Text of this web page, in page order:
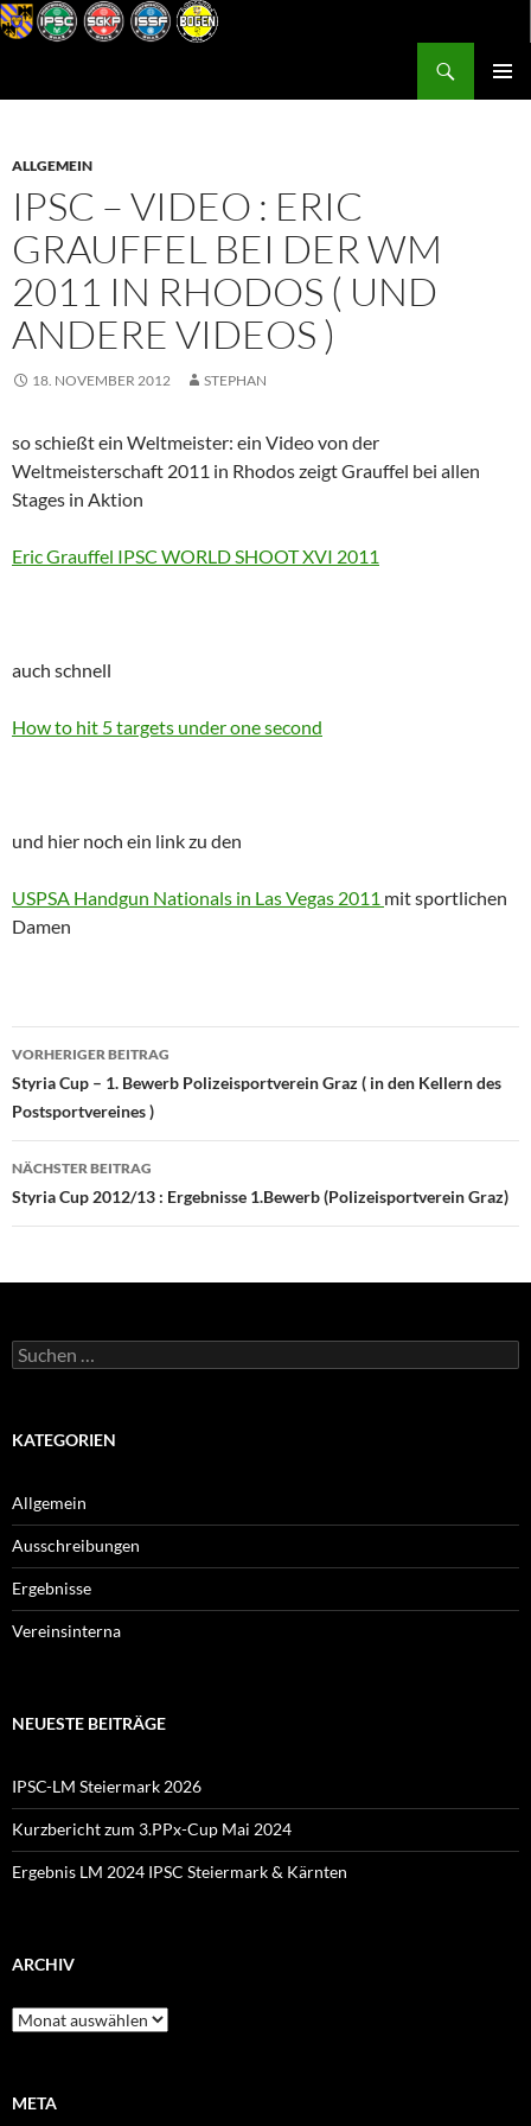
Zum
Inhalt
ALLGEMEIN
IPSC – VIDEO : ERIC
GRAUFFEL BEI DER WM
2011 IN RHODOS ( UND
ANDERE VIDEOS )
18. NOVEMBER 2012 STEPHAN
so schießt ein Weltmeister: ein Video von der
Weltmeisterschaft 2011 in Rhodos zeigt Grauffel bei allen
Stages in Aktion
Eric Grauffel IPSC WORLD SHOOT XVI 2011
auch schnell
How to hit 5 targets under one second
und hier noch ein link zu den
USPSA Handgun Nationals in Las Vegas 2011 mit sportlichen
Damen
Beitragsnavigation
VORHERIGER BEITRAG
Styria Cup – 1. Bewerb Polizeisportverein Graz ( in den Kellern des
Postsportvereines )
NÄCHSTER BEITRAG
Styria Cup 2012/13 : Ergebnisse 1.Bewerb (Polizeisportverein Graz)
Suchen
nach:
KATEGORIEN
Allgemein
Ausschreibungen
Ergebnisse
Vereinsinterna
NEUESTE BEITRÄGE
IPSC-LM Steiermark 2026
Kurzbericht zum 3.PPx-Cup Mai 2024
Ergebnis LM 2024 IPSC Steiermark & Kärnten
ARCHIV
Archiv
META